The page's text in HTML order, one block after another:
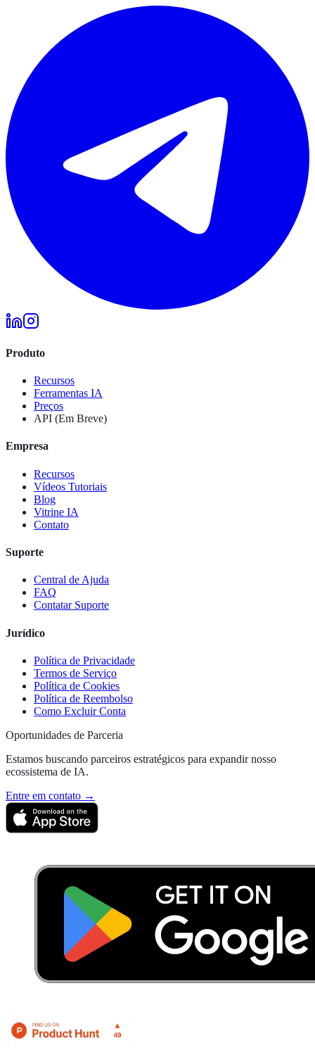
Produto
Recursos
Ferramentas IA
Preços
API (Em Breve)
Empresa
Recursos
Vídeos Tutoriais
Blog
Vitrine IA
Contato
Suporte
Central de Ajuda
FAQ
Contatar Suporte
Jurídico
Política de Privacidade
Termos de Serviço
Política de Cookies
Política de Reembolso
Como Excluir Conta
Oportunidades de Parceria
Estamos buscando parceiros estratégicos para expandir nosso
ecossistema de IA.
Entre em contato →